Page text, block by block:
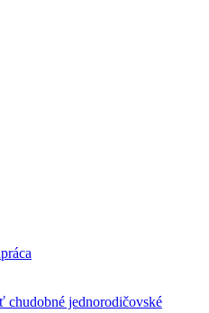
chudobné jednorodičovské